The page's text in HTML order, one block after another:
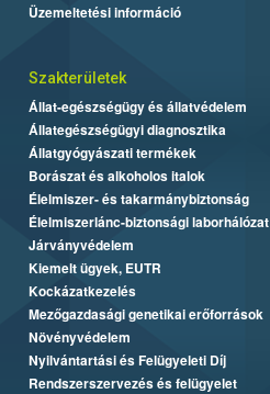
Üzemeltetési információ
Szakterületek
Állat-egészségügy és állatvédelem
Állategészségügyi diagnosztika
Állatgyógyászati termékek
Borászat és alkoholos italok
Élelmiszer- és takarmánybiztonság
Élelmiszerlánc-biztonsági laborhálózat
Járványvédelem
Kiemelt ügyek, EUTR
Kockázatkezelés
Mezőgazdasági genetikai erőforrások
Növényvédelem
Nyilvántartási és Felügyeleti Díj
Rendszerszervezés és felügyelet